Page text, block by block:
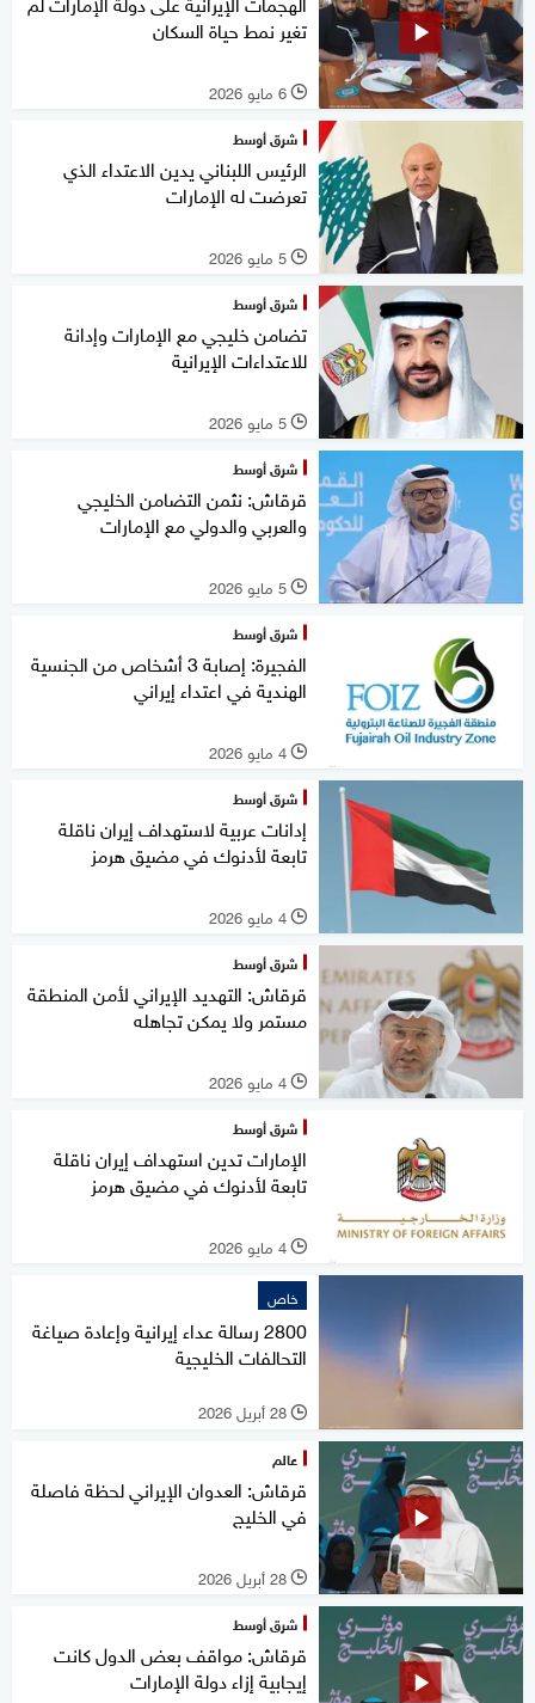
تغير نمط حياة السكان
l 6 مايو 2026
شرق أوسط
الرئيس اللبناني يدين الاعتداء الذي
تعرضت له الإمارات
l 5 مايو 2026
شرق أوسط
تضامن خليجي مع الإمارات وإدانة
للاعتداءات الإيرانية
l 5 مايو 2026
شرق أوسط
قرقاش: نثمن التضامن الخليجي
والعربي والدولي مع الإمارات
l 5 مايو 2026
شرق أوسط
الفجيرة: إصابة 3 أشخاص من الجنسية
الهندية في اعتداء إيراني
l 4 مايو 2026
شرق أوسط
إدانات عربية لاستهداف إيران ناقلة
تابعة لأدنوك في مضيق هرمز
l 4 مايو 2026
شرق أوسط
قرقاش: التهديد الإيراني لأمن المنطقة
مستمر ولا يمكن تجاهله
l 4 مايو 2026
شرق أوسط
الإمارات تدين استهداف إيران ناقلة
تابعة لأدنوك في مضيق هرمز
l 4 مايو 2026
خاص
2800 رسالة عداء إيرانية وإعادة صياغة
التحالفات الخليجية
l 28 أبريل 2026
عالم
قرقاش: العدوان الإيراني لحظة فاصلة
في الخليج
l 28 أبريل 2026
شرق أوسط
قرقاش: مواقف بعض الدول كانت
إيجابية إزاء دولة الإمارات